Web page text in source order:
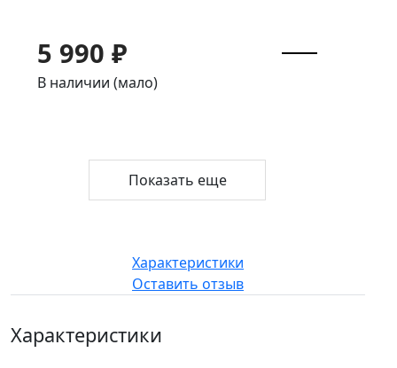
5 990 ₽
В наличии (мало)
Показать еще
Характеристики
Оставить отзыв
Характеристики